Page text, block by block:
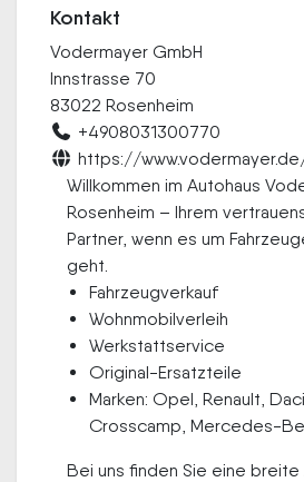
Kontakt
Vodermayer GmbH
Innstrasse 70
83022 Rosenheim
+4908031300770
https://
Willkommen im Autohaus
Rosenheim – Ihrem
Partner, wenn es um
geht.
Fahrzeugverkauf
Wohnmobilverleih
Werkstattservice
Original-Ersatzteile
Marken: Opel, Renault,
Crosscamp, Mercedes-
Bei uns finden Sie eine breite